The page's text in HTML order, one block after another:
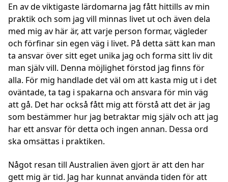
En av de viktigaste lärdomarna jag fått hittills av min
praktik och som jag vill minnas livet ut och även dela
med mig av här är, att varje person formar, vägleder
och förfinar sin egen väg i livet. På detta sätt kan man
ta ansvar över sitt eget unika jag och forma sitt liv dit
man själv vill. Denna möjlighet förstod jag finns för
alla. För mig handlade det väl om att kasta mig ut i det
oväntade, ta tag i spakarna och ansvara för min väg
att gå. Det har också fått mig att förstå att det är jag
som bestämmer hur jag betraktar mig själv och att jag
har ett ansvar för detta och ingen annan. Dessa ord
ska omsättas i praktiken.
Något resan till Australien även gjort är att den har
gett mig är tid. Jag har kunnat använda tiden för att